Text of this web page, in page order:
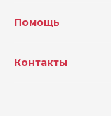
Помощь
Контакты